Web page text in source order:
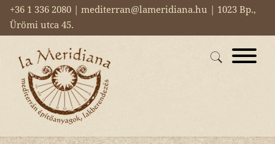
+36 1 336 2080 | mediterran@lameridiana.hu | 1023 Bp.,
Ürömi utca 45.